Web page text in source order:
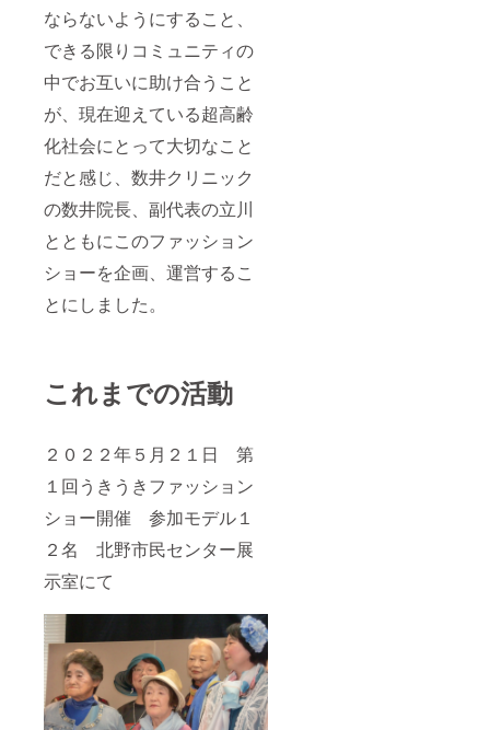
ならないようにすること、
できる限りコミュニティの
中でお互いに助け合うこと
が、現在迎えている超高齢
化社会にとって大切なこと
だと感じ、数井クリニック
の数井院長、副代表の立川
とともにこのファッション
ショーを企画、運営するこ
とにしました。
これまでの活動
２０２２年５月２１日 第
１回うきうきファッション
ショー開催 参加モデル１
２名 北野市民センター展
示室にて